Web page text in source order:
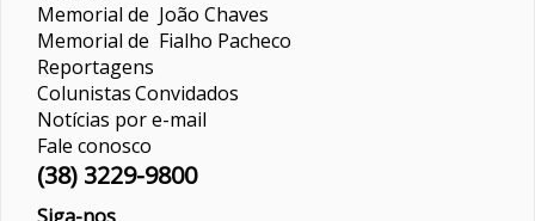
Memorial de João Chaves
Memorial de Fialho Pacheco
Reportagens
ColunistasConvidados
Notícias por e-mail
Fale conosco
(38) 3229-9800
Siga-nos